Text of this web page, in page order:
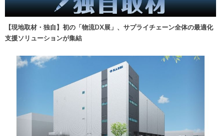
【現地取材・独自】初の「物流DX展」、サプライチェーン全体の最適化
支援ソリューションが集結